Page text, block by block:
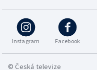
Instagram Facebook
© Česká televize